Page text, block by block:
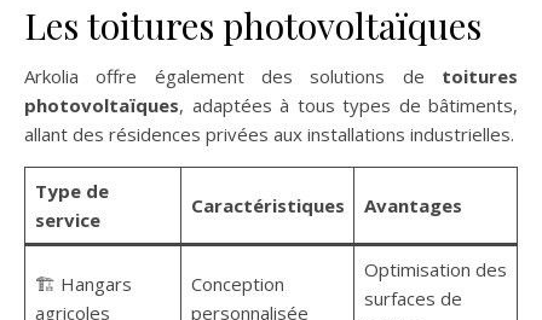
Les toitures photovoltaïques
Arkolia offre également des solutions de toitures
photovoltaïques, adaptées à tous types de bâtiments,
allant des résidences privées aux installations industrielles.
Type de
service
Caractéristiques Avantages
🏗️ Hangars
agricoles
Conception
personnalisée
Optimisation des
surfaces de